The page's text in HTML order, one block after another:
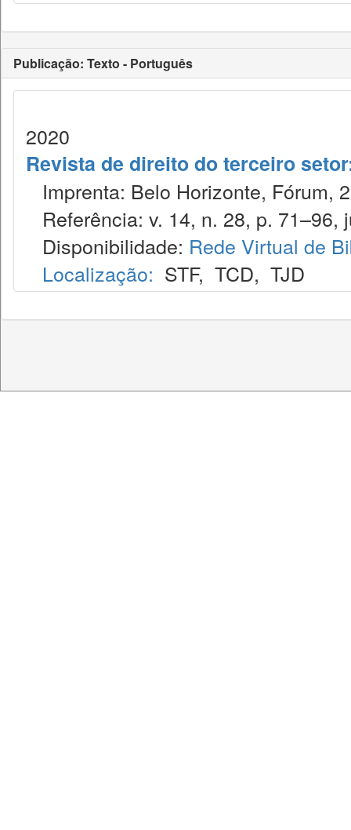
Publicação: Texto - Português
2020
Revista de direito do terceiro
Imprenta: Belo Horizonte, Fórum,
Referência: v. 14, n. 28, p. 71–96,
Disponibilidade: Rede Virtual de
Localização: STF, TCD, TJD